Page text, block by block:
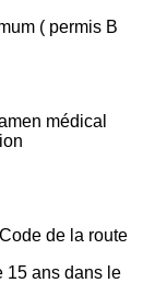
( permis B
médical
de la route
15 ans dans le